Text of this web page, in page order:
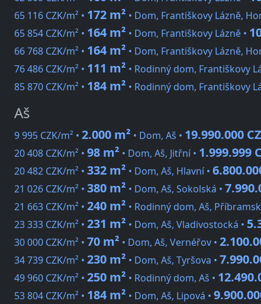
65 116 CZK/m² • 172 m² • Dom, Františkovy Lázně,
65 854 CZK/m² • 164 m² • Dom, Františkovy Lázně •
66 768 CZK/m² • 164 m² • Dom, Františkovy Lázně,
76 486 CZK/m² • 111 m² • Rodinný dom, Františkovy
85 870 CZK/m² • 184 m² • Rodinný dom, Františkovy
Aš
9 995 CZK/m² • 2.000 m² • Dom, Aš • 19.990.000
20 408 CZK/m² • 98 m² • Dom, Aš, Jitřní • 1.999.999
20 482 CZK/m² • 332 m² • Dom, Aš, Hlavní •
21 026 CZK/m² • 380 m² • Dom, Aš, Sokolská •
21 663 CZK/m² • 240 m² • Rodinný dom, Aš,
23 333 CZK/m² • 231 m² • Dom, Aš, Vladivostocká •
30 000 CZK/m² • 70 m² • Dom, Aš, Vernéřov •
34 739 CZK/m² • 230 m² • Dom, Aš, Tyršova •
49 960 CZK/m² • 250 m² • Rodinný dom, Aš •
53 804 CZK/m² • 184 m² • Dom, Aš, Lipová •